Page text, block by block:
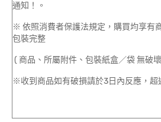
通知！。
※ 依照消費者保護法規定，購買均享有
包裝完整
( 商品、所屬附件、包裝紙盒／袋 無破
※收到商品如有破損請於3日內反應，超